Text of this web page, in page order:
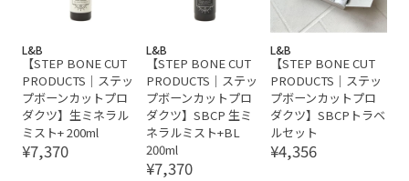
L&B
【STEP BONE CUT
PRODUCTS｜ステッ
プボーンカットプロ
ダクツ】生ミネラル
ミスト+ 200ml
¥7,370
L&B
【STEP BONE CUT
PRODUCTS｜ステッ
プボーンカットプロ
ダクツ】SBCP 生ミ
ネラルミスト+BL
200ml
¥7,370
L&B
【STEP BONE CUT
PRODUCTS｜ステッ
プボーンカットプロ
ダクツ】SBCPトラベ
ルセット
¥4,356